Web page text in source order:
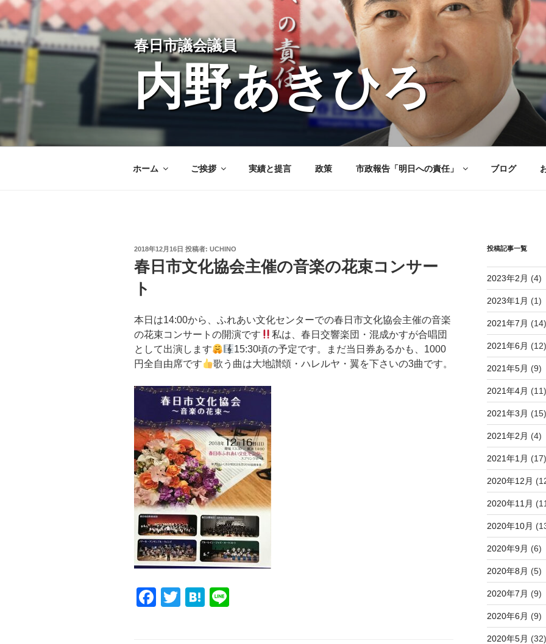
コ
ン
ン
プ
春日市議会議員
内野あきひろ
ホーム ご挨拶 実績と提言 政策 市政報告「明日への責任」 ブログ
投
日:
2018年12月16日 投稿者: UCHINO
春日市文化協会主催の音楽の花束コンサー
ト
本日は14:00から、ふれあい文化センターでの春日市文化協会主催の音楽
の花束コンサートの開演です
私は、春日交響楽団・混成かすが合唱団
として出演します
15:30頃の予定です。まだ当日券あるかも、1000
円全自由席です
歌う曲は大地讃頌・ハレルヤ・翼を下さいの3曲です。
F
T
H
投稿記事一覧
2023年2月 (4)
2023年1月 (1)
2021年7月 (14)
2021年6月 (12)
2021年5月 (9)
2021年4月 (11)
2021年3月 (15)
2021年2月 (4)
2021年1月 (17)
2020年12月
2020年11月
2020年10月
2020年9月 (6)
2020年8月 (5)
2020年7月 (9)
2020年6月 (9)
2020年5月 (32)